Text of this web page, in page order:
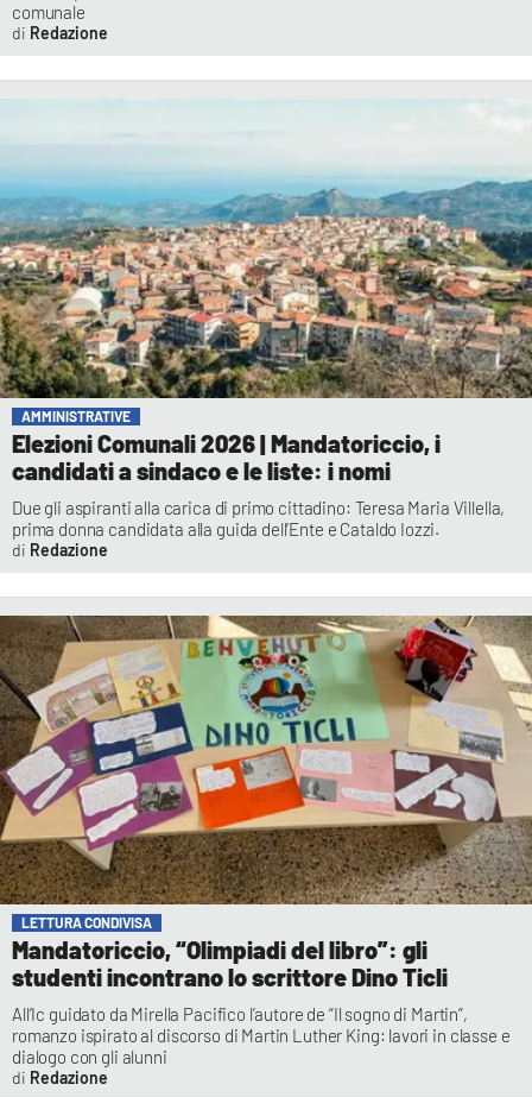
comunale
Redazione
AMMINISTRATIVE
Elezioni Comunali 2026 | Mandatoriccio, i
candidati a sindaco e le liste: i nomi
Due gli aspiranti alla carica di primo cittadino: Teresa Maria Villella,
prima donna candidata alla guida dell’Ente e Cataldo Iozzi.
Redazione
LETTURA CONDIVISA
Mandatoriccio, “Olimpiadi del libro”: gli
studenti incontrano lo scrittore Dino Ticli
All’Ic guidato da Mirella Pacifico l’autore de “Il sogno di Martin”,
romanzo ispirato al discorso di Martin Luther King: lavori in classe e
dialogo con gli alunni
Redazione